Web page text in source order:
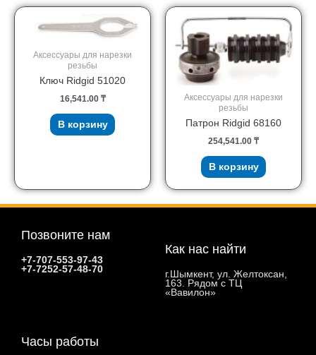
Аксессуары для нарезки
резьбы
Ключ Ridgid 51020
16,541.00 ₸
В корзину
Аксессуары для нарезки
резьбы
Патрон Ridgid 68160
254,541.00 ₸
В корзину
Позвоните нам
+7-707-553-97-43
+7-7252-57-48-70
Как нас найти
г.Шымкент, ул. Желтоксан,
163. Рядом с ТЦ
«Вавилон»
Часы работы